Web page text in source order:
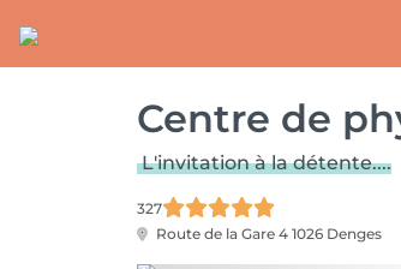
Centre de
L'invitation à la détente....
327
Route de la Gare 4 1026 Denges